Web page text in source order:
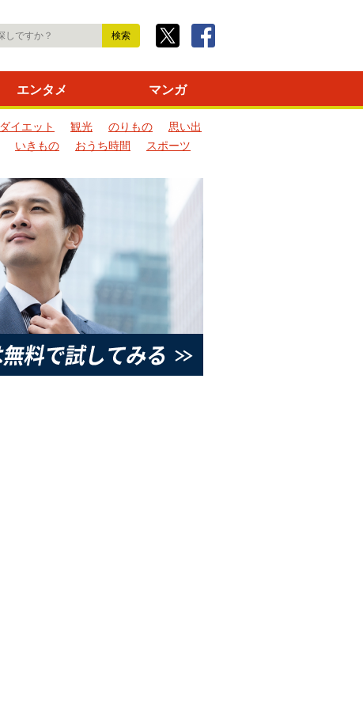
エンタメ マンガ
ダイエット 観光 のりもの
思い出
いきもの おうち時間
スポーツ